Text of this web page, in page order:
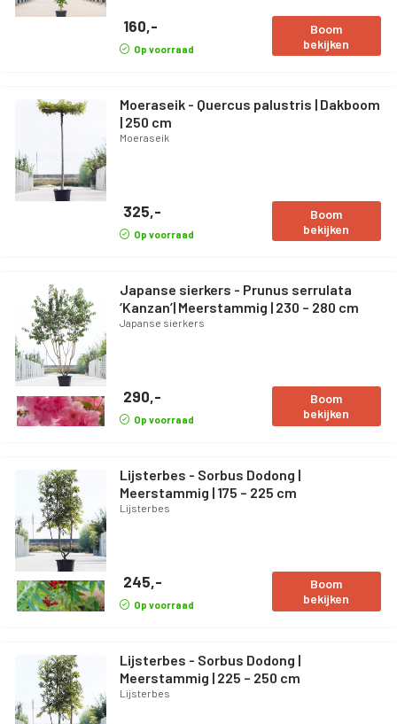
160,-
Op voorraad
Boom
bekijken
Moeraseik - Quercus palustris | Dakboom
| 250 cm
Moeraseik
325,-
Op voorraad
Boom
bekijken
Japanse sierkers - Prunus serrulata
‘Kanzan’| Meerstammig | 230 – 280 cm
Japanse sierkers
290,-
Op voorraad
Boom
bekijken
Lijsterbes - Sorbus Dodong |
Meerstammig | 175 – 225 cm
Lijsterbes
245,-
Op voorraad
Boom
bekijken
Lijsterbes - Sorbus Dodong |
Meerstammig | 225 – 250 cm
Lijsterbes